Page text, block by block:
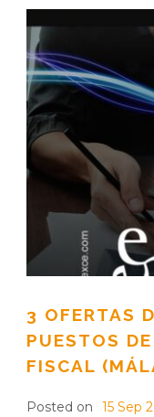
3 OFERTAS
PUESTOS
FISCAL
Posted on
15 Sep